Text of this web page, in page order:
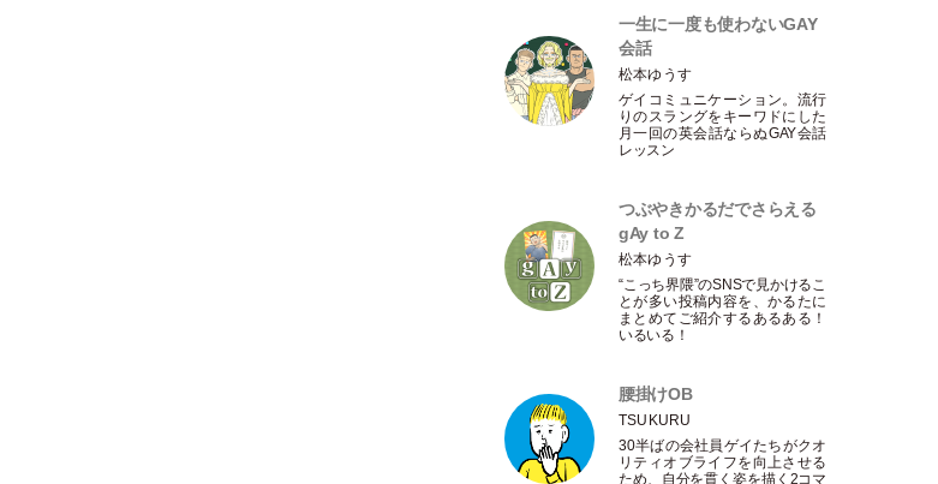
一生に一度も使わないGAY
会話
松本ゆうす
ゲイコミュニケーション。流行
りのスラングをキーワドにした
月一回の英会話ならぬGAY会話
レッスン
つぶやきかるだでさらえる
gAy to Z
松本ゆうす
“こっち界隈”のSNSで見かけるこ
とが多い投稿内容を、かるたに
まとめてご紹介するあるある！
いるいる！
腰掛けOB
TSUKURU
30半ばの会社員ゲイたちがクオ
リティオブライフを向上させる
ため、自分を貫く姿を描く2コマ